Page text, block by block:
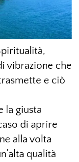
vibrazione che
e ciò
la giusta
di aprire
alla volta
qualità